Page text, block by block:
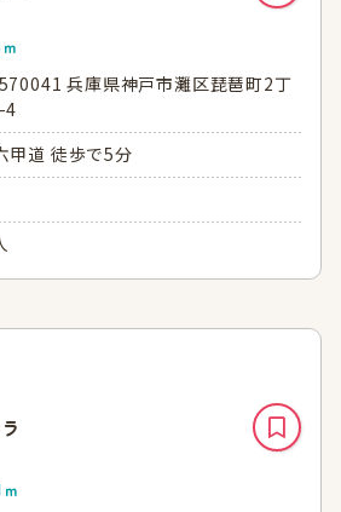
ｍ
兵庫県神戸市灘区琵琶町2丁
4
甲道 徒歩で5分
ｍ